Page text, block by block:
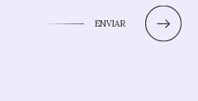
ENVIAR